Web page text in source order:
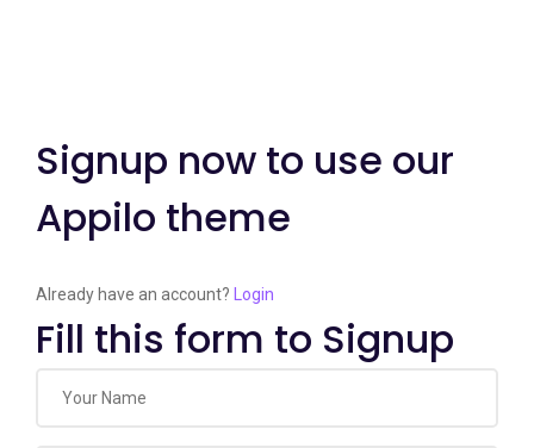
Signup now to use our
Appilo theme
Already have an account? Login
Fill this form to Signup